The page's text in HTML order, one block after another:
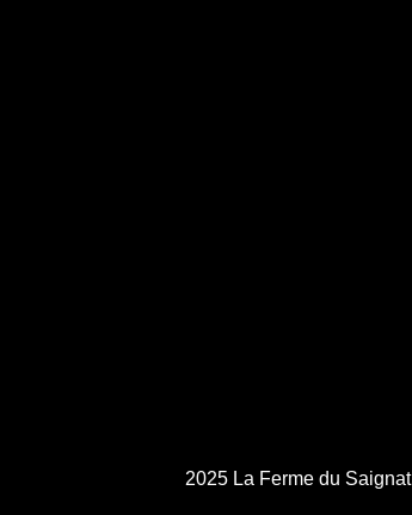
2025 La Ferme du Saignat